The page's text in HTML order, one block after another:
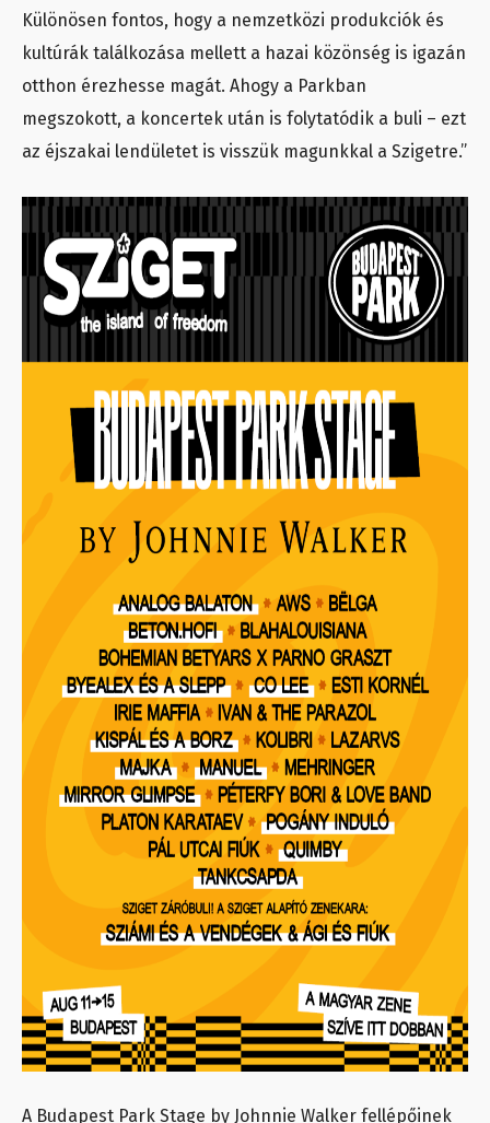
Különösen fontos, hogy a nemzetközi produkciók és
kultúrák találkozása mellett a hazai közönség is igazán
otthon érezhesse magát. Ahogy a Parkban
megszokott, a koncertek után is folytatódik a buli – ezt
az éjszakai lendületet is visszük magunkkal a Szigetre.”
A Budapest Park Stage by Johnnie Walker fellépőinek